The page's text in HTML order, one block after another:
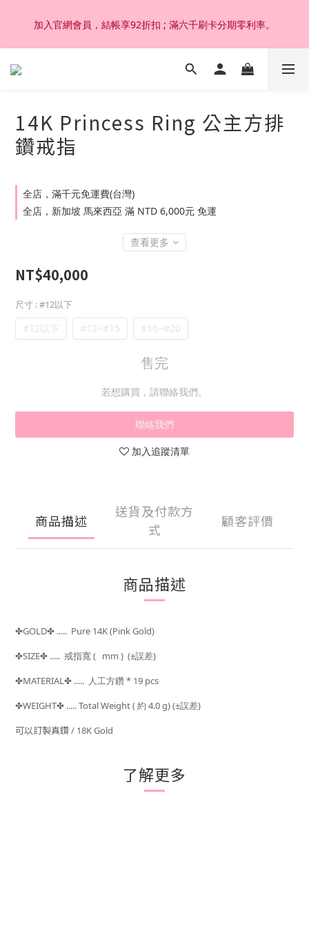
加入官網會員，結帳享92折扣 ; 滿六千刷卡分期零利率。
加入官網會員，結帳享92折扣 ; 滿六千刷卡分期零利率。
韓國設計製作。純14K 18K金，非鍍金非注金；洗澡，運動(汗
加入官網會員，結帳享92折扣 ; 滿六千刷卡分期零利率。
14K Princess Ring 公主方排
鑽戒指
全店，滿千元免運費(台灣)
全店，新加坡 馬來西亞 滿 NTD 6,000元 免運
查看更多
NT$40,000
尺寸 : #12以下
#12以下 #12~#15 #16~#20
售完
若想購買，請聯絡我們。
聯絡我們
加入追蹤清單
商品描述
送貨及付款方
式
顧客評價
商品描述
✤GOLD✤ ..... Pure 14K (Pink Gold)
✤SIZE✤ ..... 戒指寬( mm ) (±誤差)
✤MATERIAL✤ ..... 人工方鑽 * 19 pcs
✤WEIGHT✤ ..... Total Weight (約 4.0 g) (±誤差)
可以訂製真鑽 / 18K Gold
了解更多